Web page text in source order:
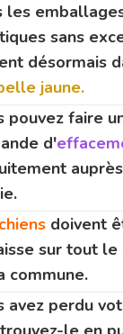
les
sans
désormais
jaune.
pouvez faire
d'
chiens doivent
sur tout
commune.
avez perdu